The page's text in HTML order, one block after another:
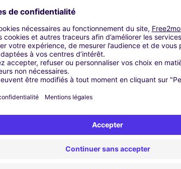
4.1 km
4.1 km
votre véhicule dans l'une de nos
des aéroports pour faciliter le démarrage de
plateforme intuitive vous permet de réserver
pour répondre à toutes vos questions et
à découvrir à
dans les ruelles du cœur de ville et découvrez
les musées et monuments qui font la richesse de
châteaux, les forêts domaniales, les sites
la gastronomie régionale dans les